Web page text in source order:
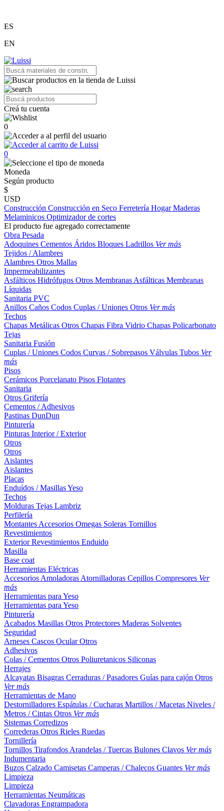
ES
EN
Creá tu cuenta
0
0
Moneda
Según producto
$
USD
Construcción Construcción en Seco Ferretería HogarMaderas
Melaminicos Optimizador de cortes
El producto fue agregado correctamente
Obra Pesada
Adoquines Cementos Áridos Bloques Ladrillos Ver más
Tejidos / Alambres
Alambres Otros Mallas
Impermeabilizantes
Asfálticos Hidrófugos Otros Membranas Asfálticas Membranas
Líquidas
Sanitaria PVC
Anillos Caños Codos Cuplas / Uniones Otros Ver más
Techos
Chapas Metálicas Otros Chapas Fibra Vidrio Chapas Policarbonato
Tejas
Sanitaria Fusión
Cuplas / Uniones Codos Curvas / Sobrepasos Válvulas Tubos Ver
más
Pisos
Cerámicos Porcelanato Pisos Flotantes
Sanitaria
Otros Grifería
Cementos / Adhesivos
Pastinas DunDun
Pinturería
Pinturas Interior / Exterior
Otros
Otros
Aislantes
Aislantes
Placas
Enduídos / MasillasYeso
Techos
Molduras Tejas Lambriz
Perfilería
Montantes Accesorios Omegas Soleras Tornillos
Revestimientos
ExteriorRevestimientos Enduido
Masilla
Base coat
Herramientas Eléctricas
Accesorios Amoladoras Atornilladoras Cepillos Compresores Ver
más
Herramientas para Yeso
Herramientas para Yeso
Pinturería
Acabados Masillas Otros Protectores Maderas Solventes
Seguridad
Arneses Cascos OcularOtros
Adhesivos
Colas / Cementos Otros Poliuretanicos Siliconas
Herrajes
Alcayatas Bisagras Cerraduras / Pasadores Guías para cajón Otros
Ver más
Herramientas de Mano
Destornilladores Espátulas / Cucharas Martillos / Macetas Niveles /
Metros / Cintas Otros Ver más
Sistemas Corredizos
Correderas Otros Rieles Ruedas
Tornillería
Tornillos Tirafondos Arandelas / Tuercas Bulones Clavos Ver más
Indumentaria
Buzos Calzado Camisetas Camperas / Chalecos Guantes Ver más
Limpieza
Limpieza
Herramientas Neumáticas
Clavadoras Engrampadora